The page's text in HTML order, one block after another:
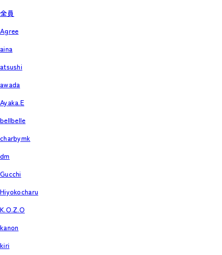
全員
Agree
aina
atsushi
awada
Ayaka.E
bellbelle
charbymk
dm
Gucchi
Hiyokocharu
K.O.Z.O
kanon
kiri